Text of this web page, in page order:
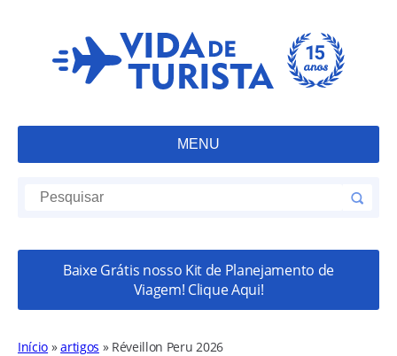
MENU
Baixe Grátis nosso Kit de Planejamento de
Viagem! Clique Aqui!
Início »artigos » Réveillon Peru 2026